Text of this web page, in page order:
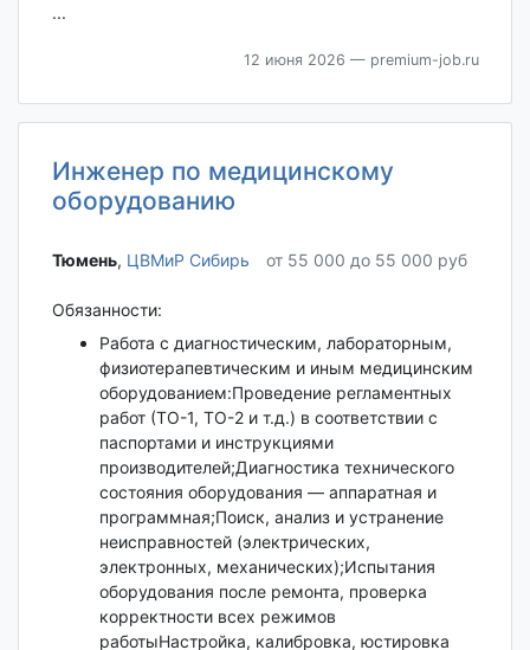
...
12 июня 2026 — premium-job.ru
Инженер по медицинскому
оборудованию
Тюмень‎, ЦВМиР Сибирь от 55 000 до 55 000 руб
Обязанности:
Работа с диагностическим, лабораторным,
физиотерапевтическим и иным медицинским
оборудованием: Проведение регламентных
работ (ТО-1, ТО-2 и т.д.) в соответствии с
паспортами и инструкциями
производителей; Диагностика технического
состояния оборудования — аппаратная и
программная; Поиск, анализ и устранение
неисправностей (электрических,
электронных, механических); Испытания
оборудования после ремонта, проверка
корректности всех режимов
работы Настройка, калибровка, юстировка